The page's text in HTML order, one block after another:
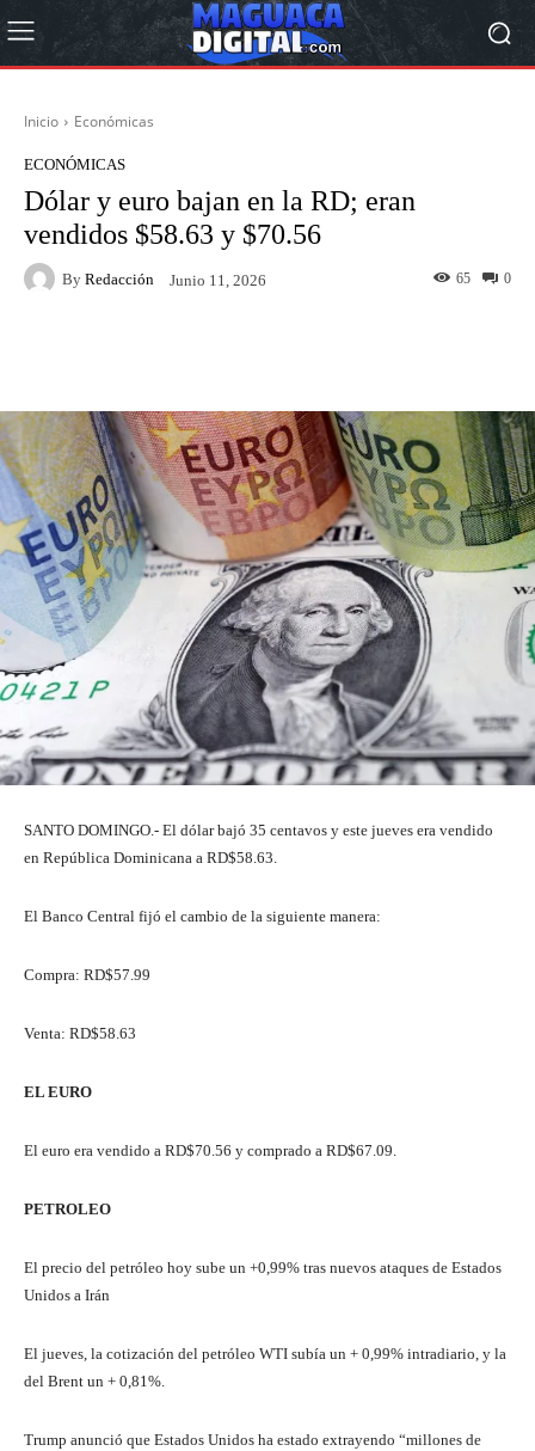
Inicio Económicas
ECONÓMICAS
Dólar y euro bajan en la RD; eran
vendidos $58.63 y $70.56
By Redacción Junio 11, 2026 0
65
SANTO DOMINGO.- El dólar bajó 35 centavos y este jueves era vendido
en República Dominicana a RD$58.63.
El Banco Central fijó el cambio de la siguiente manera:
Compra: RD$57.99
Venta: RD$58.63
EL EURO
El euro era vendido a RD$70.56 y comprado a RD$67.09.
PETROLEO
El precio del petróleo hoy sube un +0,99% tras nuevos ataques de Estados
Unidos a Irán
El jueves, la cotización del petróleo WTI subía un + 0,99% intradiario, y la
del Brent un + 0,81%.
Trump anunció que Estados Unidos ha estado extrayendo “millones de